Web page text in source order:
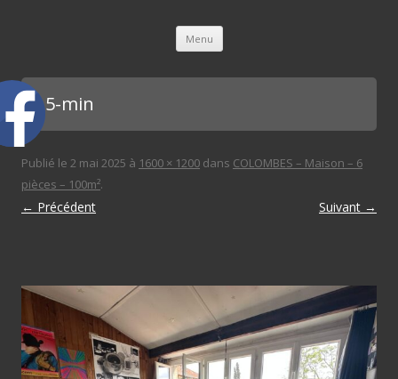
Menu Aller au contenu principal
ch 5-min
Publié le 2 mai 2025 à 1600 × 1200 dans COLOMBES – Maison – 6
pièces – 100m².
← Précédent Suivant →